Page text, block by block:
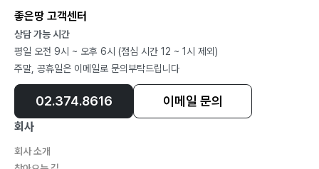
좋은땅 고객센터
상담 가능 시간
평일 오전 9시 ~ 오후 6시 (점심 시간 12 ~ 1시 제외)
주말, 공휴일은 이메일로 문의부탁드립니다
02.374.8616 이메일 문의
회사
회사 소개